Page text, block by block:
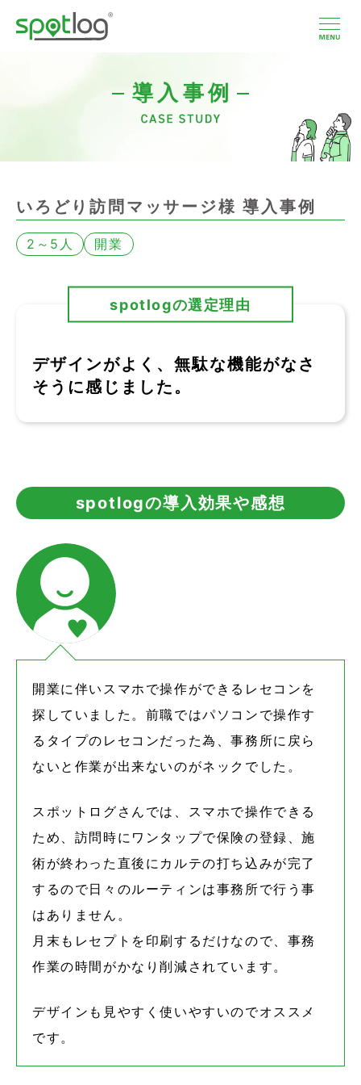
導入事例
いろどり訪問マッサージ様 導入事例
2～5人 開業
spotlogの選定理由
デザインがよく、無駄な機能がなさ
そうに感じました。
spotlogの導入効果や感想
開業に伴いスマホで操作ができるレセコンを
探していました。前職ではパソコンで操作す
るタイプのレセコンだった為、事務所に戻ら
ないと作業が出来ないのがネックでした。
スポットログさんでは、スマホで操作できる
ため、訪問時にワンタップで保険の登録、施
術が終わった直後にカルテの打ち込みが完了
するので日々のルーティンは事務所で行う事
はありません。
月末もレセプトを印刷するだけなので、事務
作業の時間がかなり削減されています。
デザインも見やすく使いやすいのでオススメ
です。